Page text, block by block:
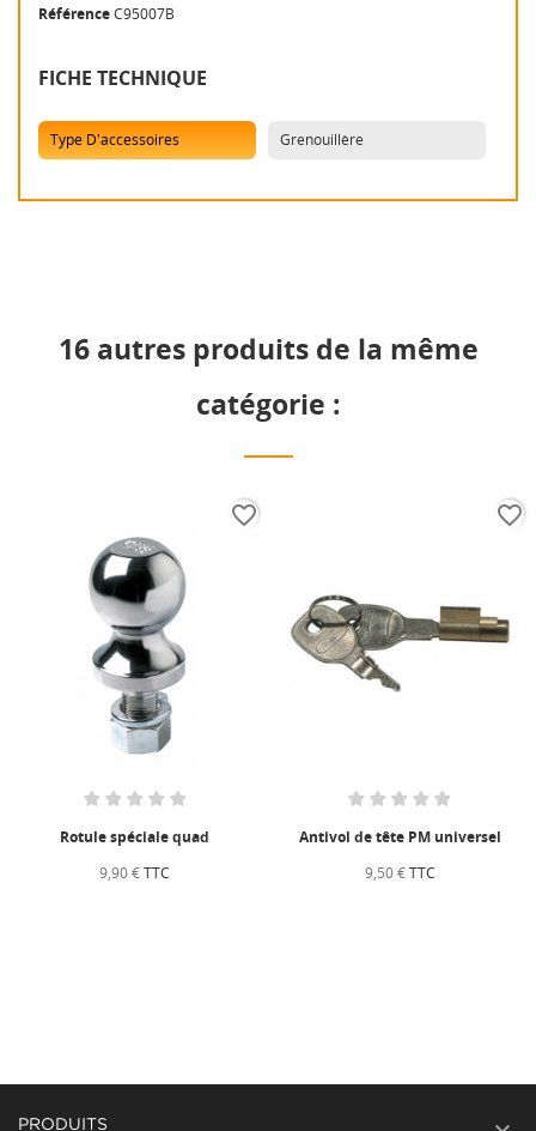
RéférenceC95007B
FICHE TECHNIQUE
Type D'accessoires Grenouillère
16 autres produits de la même
catégorie :
Rotule spéciale quad
9,90 €TTC
favorite_border
Antivol de tête PM universel
9,50 €TTC
favorite_border
PRODUITS